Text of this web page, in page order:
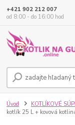
+421 902 212 007
od 8:00 - do 16:00 hod
Úvod KOTLÍKOVÉ
kotlík 25 L + kovová